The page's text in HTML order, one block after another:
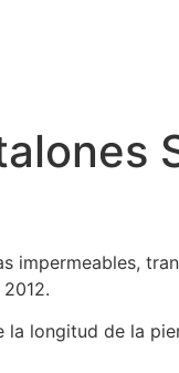
impermeables,
la longitud de la